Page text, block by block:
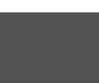
правопорядка против